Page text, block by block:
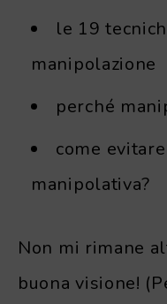
le 19
manipolazione
perché
come
manipolativa?
Non mi rimane
buona visione!